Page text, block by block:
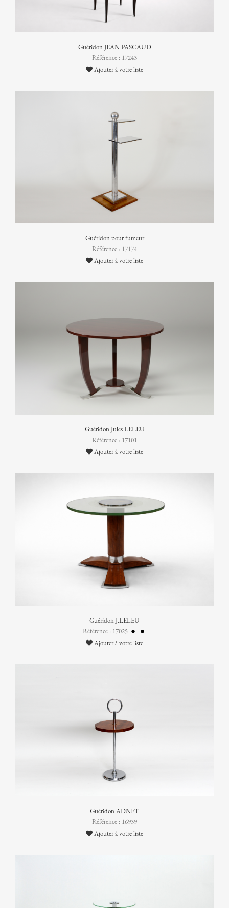
Guéridon JEAN PASCAUD
Référence : 17243
Ajouter à votre liste
Guéridon pour fumeur
Référence : 17174
Ajouter à votre liste
Guéridon Jules LELEU
Référence : 17101
Ajouter à votre liste
Guéridon J.LELEU
Référence : 17025
Ajouter à votre liste
Guéridon ADNET
Référence : 16939
Ajouter à votre liste